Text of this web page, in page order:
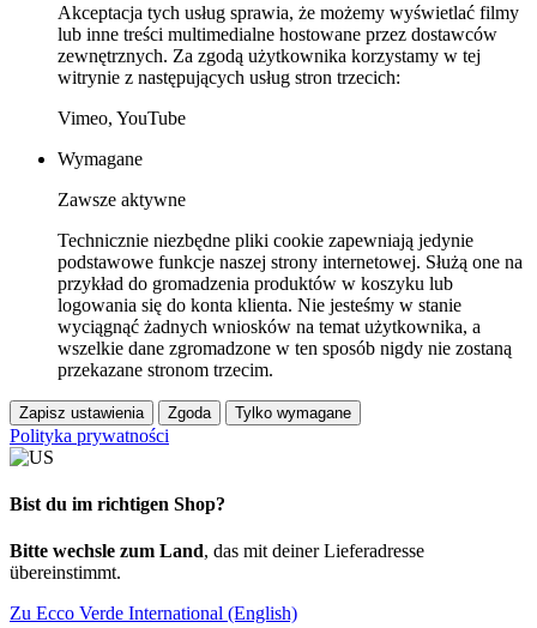
Akceptacja tych usług sprawia, że możemy wyświetlać filmy
lub inne treści multimedialne hostowane przez dostawców
zewnętrznych. Za zgodą użytkownika korzystamy w tej
witrynie z następujących usług stron trzecich:
Vimeo, YouTube
Wymagane
Zawsze aktywne
Technicznie niezbędne pliki cookie zapewniają jedynie
podstawowe funkcje naszej strony internetowej. Służą one na
przykład do gromadzenia produktów w koszyku lub
logowania się do konta klienta. Nie jesteśmy w stanie
wyciągnąć żadnych wniosków na temat użytkownika, a
wszelkie dane zgromadzone w ten sposób nigdy nie zostaną
przekazane stronom trzecim.
Zapisz ustawienia Zgoda Tylko wymagane
Polityka prywatności
Bist du im richtigen Shop?
Bitte wechsle zum Land, das mit deiner Lieferadresse
übereinstimmt.
Zu Ecco Verde International (English)